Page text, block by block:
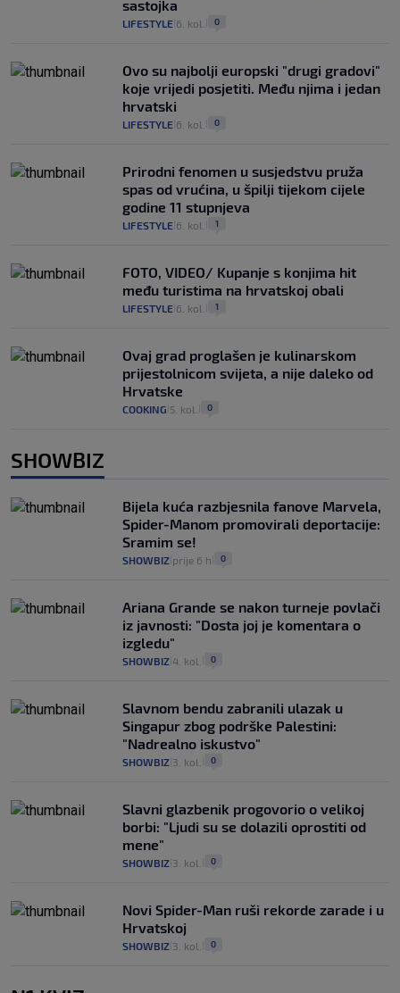
sastojka
LIFESTYLE 6. kol. 0
Ovo su najbolji europski "drugi gradovi"
koje vrijedi posjetiti. Među njima i jedan
hrvatski
LIFESTYLE 6. kol. 0
Prirodni fenomen u susjedstvu pruža
spas od vrućina, u špilji tijekom cijele
godine 11 stupnjeva
LIFESTYLE 6. kol. 1
FOTO, VIDEO/ Kupanje s konjima hit
među turistima na hrvatskoj obali
LIFESTYLE 6. kol. 1
Ovaj grad proglašen je kulinarskom
prijestolnicom svijeta, a nije daleko od
Hrvatske
COOKING 5. kol. 0
SHOWBIZ
Bijela kuća razbjesnila fanove Marvela,
Spider-Manom promovirali deportacije:
Sramim se!
SHOWBIZ prije 6 h 0
Ariana Grande se nakon turneje povlači
iz javnosti: "Dosta joj je komentara o
izgledu"
SHOWBIZ 4. kol. 0
Slavnom bendu zabranili ulazak u
Singapur zbog podrške Palestini:
"Nadrealno iskustvo"
SHOWBIZ 3. kol. 0
Slavni glazbenik progovorio o velikoj
borbi: "Ljudi su se dolazili oprostiti od
mene"
SHOWBIZ 3. kol. 0
Novi Spider-Man ruši rekorde zarade i u
Hrvatskoj
SHOWBIZ 3. kol. 0